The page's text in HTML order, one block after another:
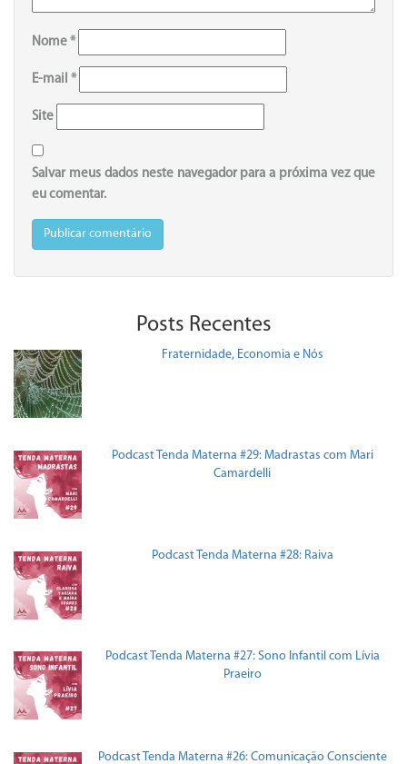
Nome *
E-mail *
Site
Salvar meus dados neste navegador para a próxima vez que
eu comentar.
Posts Recentes
Fraternidade, Economia e Nós
Podcast Tenda Materna #29: Madrastas com Mari
Camardelli
Podcast Tenda Materna #28: Raiva
Podcast Tenda Materna #27: Sono Infantil com Lívia
Praeiro
Podcast Tenda Materna #26: Comunicação Consciente